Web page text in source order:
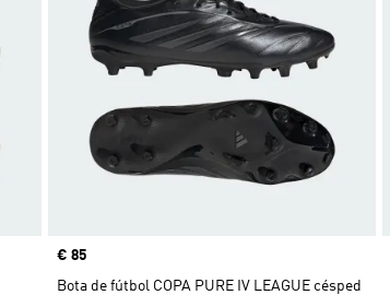
Precio
€ 85
Bota de fútbol COPA PURE IV LEAGUE césped